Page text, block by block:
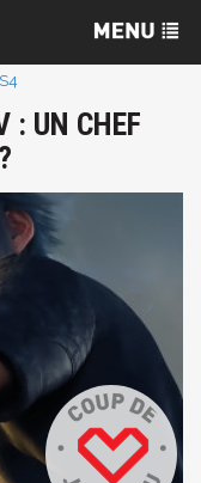
: UN CHEF